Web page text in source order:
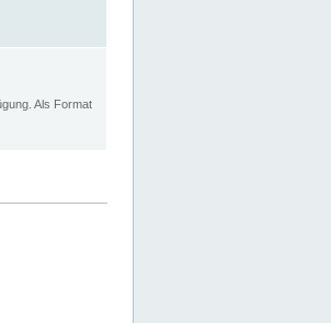
Als Format